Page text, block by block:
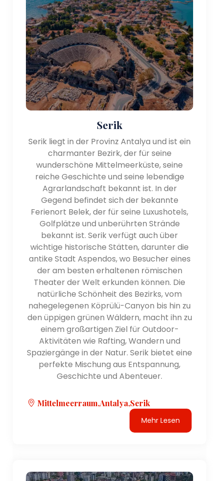
Lykischen Weg wandern und die unberührten
Strände und das kristallklare Wasser von Cirali
genießen.
Historische und kulturelle Bedeutung:
Die Region Antalya ist reich an Geschichte und
verfügt über ein reiches kulturelles Erbe. Zu den
bemerkenswerten historischen und kulturellen
Stätten der Region gehören:
- Aspendos: Aspendos ist berühmt für sein
Theater, eines der beeindruckendsten der Welt. Das
Theater beherbergt noch heute Aufführungen und
bietet einen Einblick in die Pracht des Römischen
Reiches.
- Perge: Perge ist eine antike Stadt, nicht weit von
Antalya entfernt. Es verfügt über gut erhaltene
Ruinen, darunter ein beeindruckendes Theater,
römische Bäder und ein Stadion. Die Stätte bietet
einen faszinierenden Einblick in die alten
Zivilisationen, die einst in der Region florierten.
- Termessos: Termessos ist eine antike Stadt im
Taurusgebirge. Es ist bekannt für seine dramatische
Bergkulisse und bemerkenswert erhaltene Ruinen,
darunter ein Theater, eine Nekropole und
Verteidigungsmauern. Der Standort bietet einen
Panoramablick auf die umliegende Landschaft.
- Phaselis: Phaselis ist eine antike lykische Stadt in
der Nähe von Kemer. Es verfügt über gut erhaltene
Ruinen, darunter einen antiken Hafen, römische
Bäder und verschiedene antike Bauwerke. Besucher
können die archäologische Stätte erkunden und an
entspannen.
reicht. Zu den bemerkenswerten Naturattraktionen
Serik
Serik liegt in der Provinz Antalya und ist ein
charmanter Bezirk, der für seine
wunderschöne Mittelmeerküste, seine
reiche Geschichte und seine lebendige
Agrarlandschaft bekannt ist. In der
Gegend befindet sich der bekannte
Ferienort Belek, der für seine Luxushotels,
Golfplätze und unberührten Strände
bekannt ist. Serik verfügt auch über
wichtige historische Stätten, darunter die
antike Stadt Aspendos, wo Besucher eines
der am besten erhaltenen römischen
Theater der Welt erkunden können. Die
natürliche Schönheit des Bezirks, vom
nahegelegenen Köprülü-Canyon bis hin zu
den üppigen grünen Wäldern, macht ihn zu
einem großartigen Ziel für Outdoor-
Aktivitäten wie Rafting, Wandern und
Spaziergänge in der Natur. Serik bietet eine
perfekte Mischung aus Entspannung,
Geschichte und Abenteuer.
Mittelmeerraum,Antalya,Serik
Mehr Lesen